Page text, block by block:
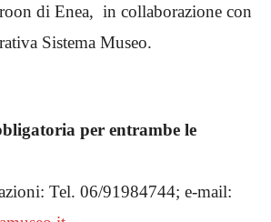
di Enea, in collaborazione con
Sistema Museo.
per entrambe le
Tel. 06/91984744; e-mail: